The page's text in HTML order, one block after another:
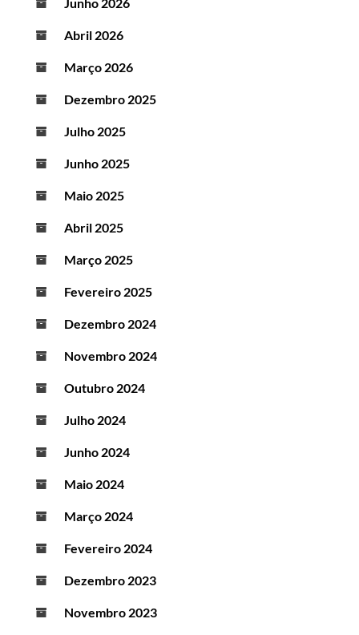
Abril 2026
Março 2026
Dezembro 2025
Julho 2025
Junho 2025
Maio 2025
Abril 2025
Março 2025
Fevereiro 2025
Dezembro 2024
Novembro 2024
Outubro 2024
Julho 2024
Junho 2024
Maio 2024
Março 2024
Fevereiro 2024
Dezembro 2023
Novembro 2023